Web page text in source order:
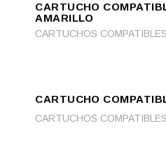
CART
CARTUCHO
AMARILLO
CARTUCHOS COMPATIBLES
CART
CARTUCHO
CARTUCHOS COMPATIBLES